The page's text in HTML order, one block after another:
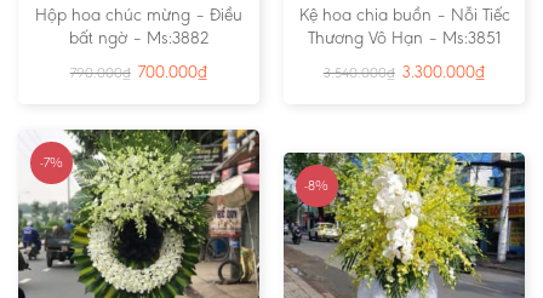
Hộp hoa chúc mừng – Điều
bất ngờ – Ms:3882
790.000₫ 700.000₫
Kệ hoa chia buồn – Nỗi Tiếc
Thương Vô Hạn – Ms:3851
3.540.000₫ 3.300.000₫
-7%
-8%